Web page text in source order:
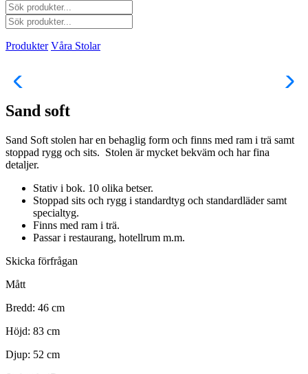
Produkter Våra Stolar
Sand soft
Sand Soft stolen har en behaglig form och finns med ram i trä samt
stoppad rygg och sits. Stolen är mycket bekväm och har fina
detaljer.
Stativ i bok. 10 olika betser.
Stoppad sits och rygg i standardtyg och standardläder samt
specialtyg.
Finns med ram i trä.
Passar i restaurang, hotellrum m.m.
Skicka förfrågan
Mått
Bredd: 46 cm
Höjd: 83 cm
Djup: 52 cm